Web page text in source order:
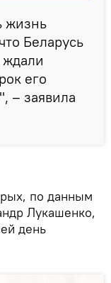
жизнь
Беларусь
его
– заявила
по данным
Лукашенко,
день